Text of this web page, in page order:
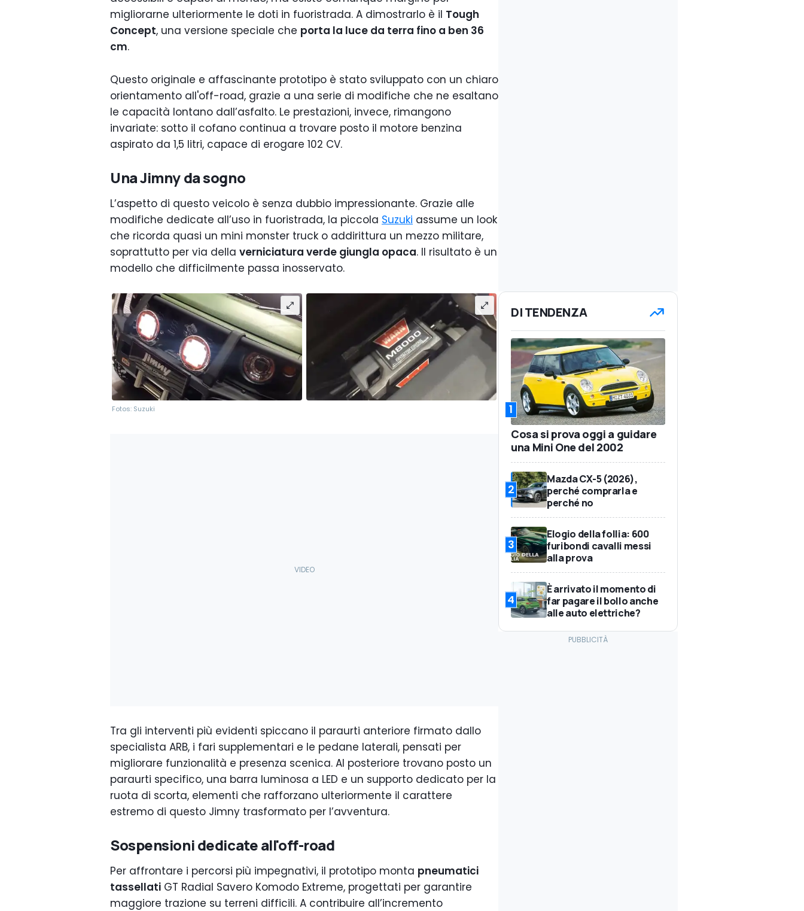
migliorarne ulteriormente le doti in fuoristrada. A dimostrarlo è il Tough
Concept, una versione speciale che porta la luce da terra fino a ben 36
cm.
Questo originale e affascinante prototipo è stato sviluppato con un chiaro
orientamento all'off-road, grazie a una serie di modifiche che ne esaltano
le capacità lontano dall’asfalto. Le prestazioni, invece, rimangono
invariate: sotto il cofano continua a trovare posto il motore benzina
aspirato da 1,5 litri, capace di erogare 102 CV.
Una Jimny da sogno
L’aspetto di questo veicolo è senza dubbio impressionante. Grazie alle
modifiche dedicate all’uso in fuoristrada, la piccola Suzuki assume un look
che ricorda quasi un mini monster truck o addirittura un mezzo militare,
soprattutto per via della verniciatura verde giungla opaca. Il risultato è un
modello che difficilmente passa inosservato.
Fotos: Suzuki
Tra gli interventi più evidenti spiccano il paraurti anteriore firmato dallo
specialista ARB, i fari supplementari e le pedane laterali, pensati per
migliorare funzionalità e presenza scenica. Al posteriore trovano posto un
paraurti specifico, una barra luminosa a LED e un supporto dedicato per la
ruota di scorta, elementi che rafforzano ulteriormente il carattere
estremo di questo Jimny trasformato per l’avventura.
Sospensioni dedicate all'off-road
Per affrontare i percorsi più impegnativi, il prototipo monta pneumatici
tassellati GT Radial Savero Komodo Extreme, progettati per garantire
maggiore trazione su terreni difficili. A contribuire all’incremento
DI TENDENZA
1
Cosa si prova oggi a guidare
una Mini One del 2002
2
Mazda CX-5 (2026),
perché comprarla e
perché no
3
Elogio della follia: 600
furibondi cavalli messi
alla prova
4
È arrivato il momento di
far pagare il bollo anche
alle auto elettriche?